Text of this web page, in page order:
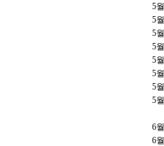
5월
5월
5월
5월
5월
5월
5월
5월
6월
6월